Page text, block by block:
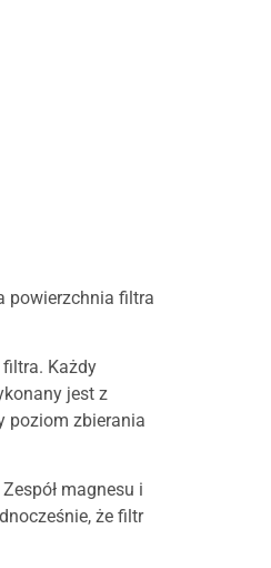
powierzchnia filtra
Każdy
jest z
poziom zbierania
magnesu i
że filtr